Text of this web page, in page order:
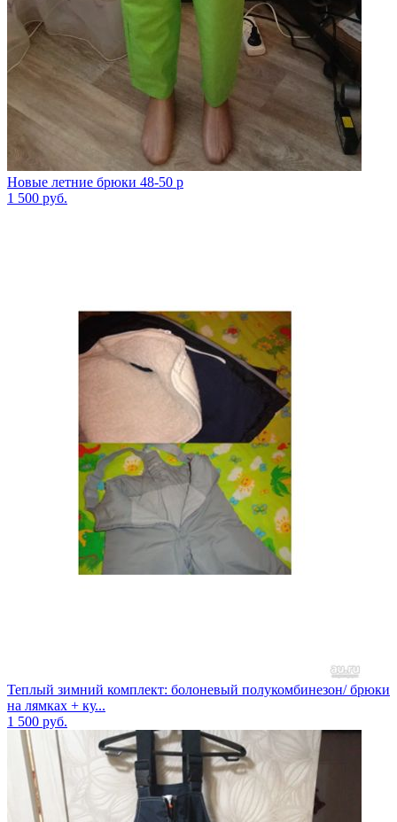
Новые летние брюки 48-50 р
1 500 руб.
Теплый зимний комплект: болоневый полукомбинезон/ брюки
на лямках + ку...
1 500 руб.